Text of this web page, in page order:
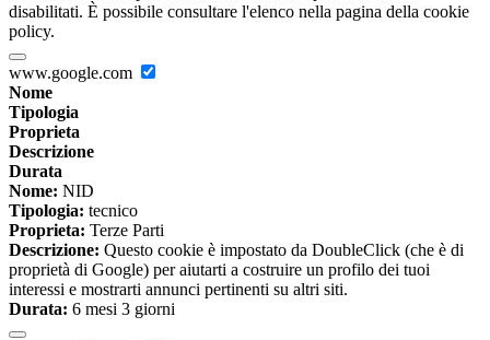
disabilitati. È possibile consultare l'elenco nella pagina della cookie
policy.
www.google.com
Nome
Tipologia
Proprieta
Descrizione
Durata
Nome: NID
Tipologia: tecnico
Proprieta: Terze Parti
Descrizione: Questo cookie è impostato da DoubleClick (che è di
proprietà di Google) per aiutarti a costruire un profilo dei tuoi
interessi e mostrarti annunci pertinenti su altri siti.
Durata: 6 mesi 3 giorni